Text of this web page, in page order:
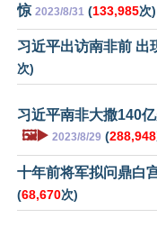
惊 2023/8/31 (133,985次)
习近平出访南非前 出
次)
习近平南非大撒140
🖼️▶️ 2023/8/29 (288,948
十年前将军拟问鼎白
(68,670次)